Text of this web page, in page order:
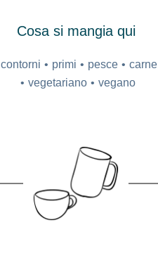
Cosa si mangia qui
contorni primi pesce carne
vegetariano
vegano